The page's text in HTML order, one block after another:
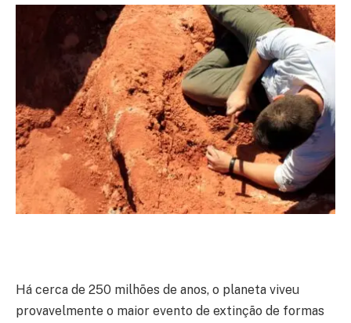
Há cerca de 250 milhões de anos, o planeta viveu
provavelmente o maior evento de extinção de formas